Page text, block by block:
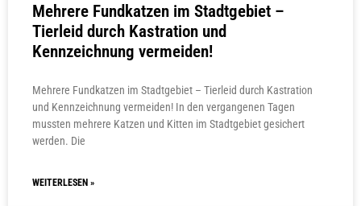
Mehrere Fundkatzen im Stadtgebiet –
Tierleid durch Kastration und
Kennzeichnung vermeiden!
Mehrere Fundkatzen im Stadtgebiet – Tierleid durch Kastration
und Kennzeichnung vermeiden! In den vergangenen Tagen
mussten mehrere Katzen und Kitten im Stadtgebiet gesichert
werden. Die
WEITERLESEN »